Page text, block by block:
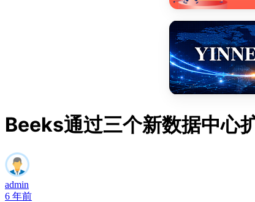
Beeks通过三个新数据中心
admin
6 年前